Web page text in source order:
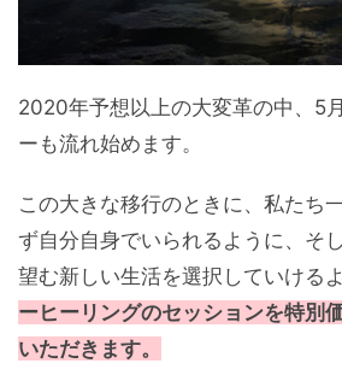
2020年予想以上の大変革の中、5
ーも流れ始めます。
この大きな移行のときに、私たち
ず自分自身でいられるように、そ
望む新しい生活を選択していけるよ
ーヒーリングのセッションを特別
いただきます。